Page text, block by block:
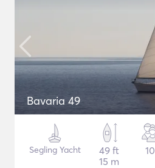
Bavaria 49
Segling Yacht
49 ft
15 m
10